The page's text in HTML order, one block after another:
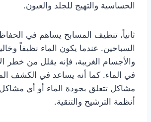
الحساسية والتهيج للجلد والعيون.
ثانياً، تنظيف المسابح يساهم في
السباحين. عندما يكون الماء نظيفاً
والأجسام الغريبة، فإنه يقلل من خطر
في الماء. كما أنه يساعد في الكشف
مشاكل تتعلق بجودة الماء أو أي
أنظمة الترشيح والتنقية.